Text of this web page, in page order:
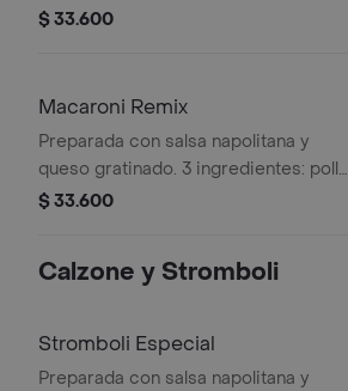
carne o champiñones.
$ 33.600
Macaroni Remix
Preparada con salsa napolitana y
queso gratinado. 3 ingredientes: pollo,
carne y champiñones.
$ 33.600
Calzone y Stromboli
Stromboli Especial
Preparada con salsa napolitana y